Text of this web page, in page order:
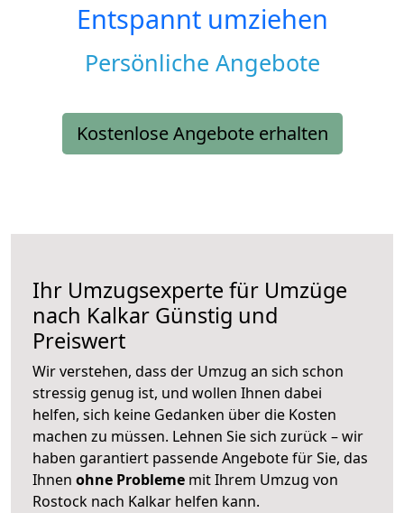
Entspannt umziehen
Persönliche Angebote
Kostenlose Angebote erhalten
Ihr Umzugsexperte für Umzüge
nach Kalkar Günstig und
Preiswert
Wir verstehen, dass der Umzug an sich schon
stressig genug ist, und wollen Ihnen dabei
helfen, sich keine Gedanken über die Kosten
machen zu müssen. Lehnen Sie sich zurück – wir
haben garantiert passende Angebote für Sie, das
Ihnen ohne Probleme mit Ihrem Umzug von
Rostock nach Kalkar helfen kann.